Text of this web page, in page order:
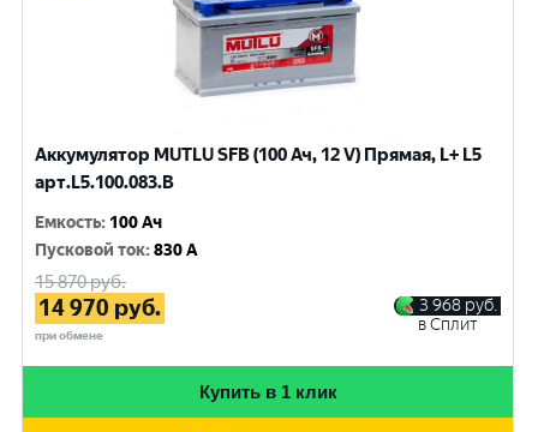
Аккумулятор MUTLU SFB (100 Ач, 12 V) Прямая, L+ L5
арт.L5.100.083.B
Емкость: 100 Ач
Пусковой ток:830 A
15 870руб.
14 970 руб.
при обмене
3 968 руб.
в Сплит
Купить в 1 клик